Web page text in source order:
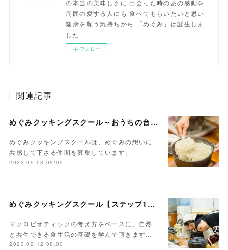
の本当の美味しさに 出会った時のあの感動を
周囲の愛する人にも 食べてもらいたいと思い
健康を願う気持ちから 「めぐみ」は誕生しま
した
フォロー
関連記事
めぐみクッキングスクール～おうちの台所から未来へ繋ぐ
めぐみクッキングスクールは、めぐみの想いに
共感して下さる仲間を募集しています。
2023.05.03 09:05
めぐみクッキングスクール【ステップ1】自然食基礎コース
マクロビオティックの考え方をベースに、自然
と共生できる食生活の基礎を学んで頂きます…
2023.02.12 08:00